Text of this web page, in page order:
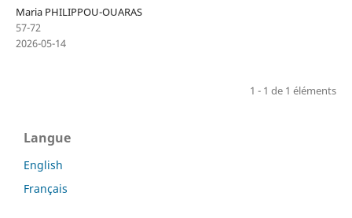
Maria PHILIPPOU-OUARAS
57-72
2026-05-14
1 - 1 de 1 éléments
Langue
English
Français